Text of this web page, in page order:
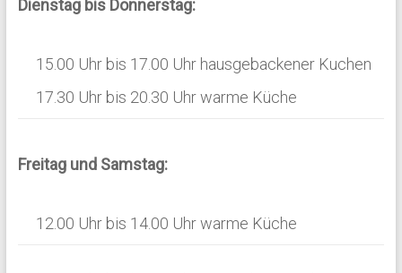
Dienstag bis Donnerstag:
15.00 Uhr bis 17.00 Uhr hausgebackener Kuchen
17.30 Uhr bis 20.30 Uhr warme Küche
Freitag und Samstag:
12.00 Uhr bis 14.00 Uhr warme Küche